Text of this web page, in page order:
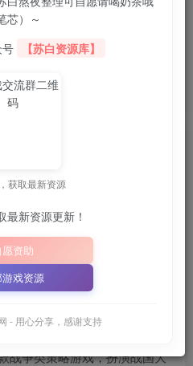
speed
文
源 解压密码：
WWW.XDGAME.COM
战争类策略游戏，扮演战国大
芯）～
【苏白资源库】
获取最新资源
最新资源更新！
愿资助
戏资源
- 用心分享，感谢支持